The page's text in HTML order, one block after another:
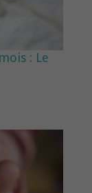
: Le